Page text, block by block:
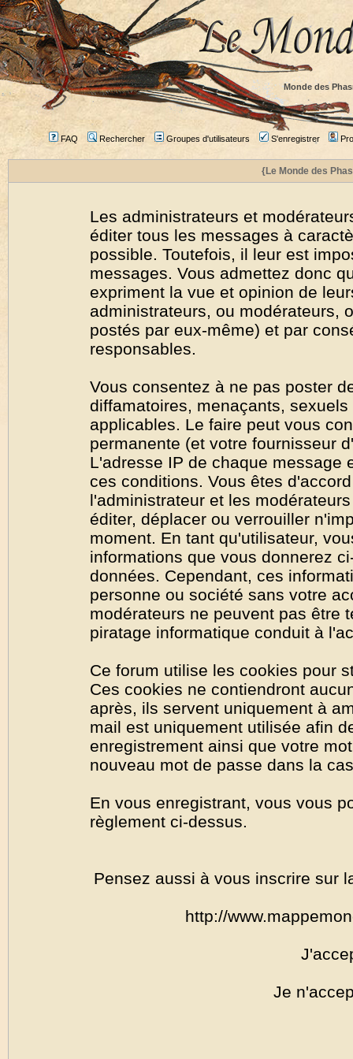
Monde des
FAQ Rechercher Groupes d'utilisateurs S'enregistrer
{Le Monde des
Les administrateurs et
éditer tous les messages à
possible. Toutefois, il leur est
messages. Vous admettez donc
expriment la vue et opinion de
administrateurs, ou modérateurs,
postés par eux-même) et par
responsables.
Vous consentez à ne pas poster
diffamatoires, menaçants,
applicables. Le faire peut vous
permanente (et votre fournisseur
L'adresse IP de chaque message
ces conditions. Vous êtes
l'administrateur et les
éditer, déplacer ou verrouiller
moment. En tant qu'utilisateur,
informations que vous donnerez
données. Cependant, ces
personne ou société sans votre
modérateurs ne peuvent pas être
piratage informatique conduit à
Ce forum utilise les cookies pour
Ces cookies ne contiendront
après, ils servent uniquement à
mail est uniquement utilisée afin
enregistrement ainsi que votre
nouveau mot de passe dans la
En vous enregistrant, vous vous
règlement ci-dessus.
Pensez aussi à vous inscrire sur
http://
Je